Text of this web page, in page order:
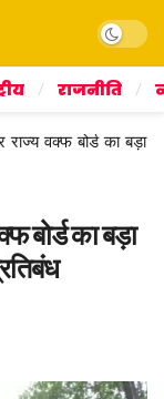
Dark
राजनीति
राज्य वक्फ बोर्ड का
बोर्ड का बड़ा